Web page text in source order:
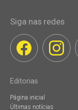
Siga nas redes
Editorias
Página inicial
Últimas notícias